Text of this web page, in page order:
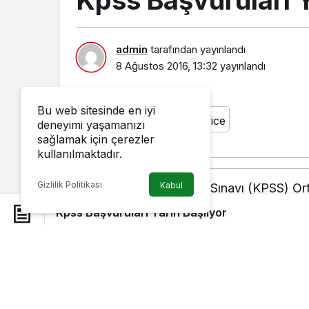
admin tarafından yayınlandı
8 Ağustos 2016, 13:32 yayınlandı
Kamu Personeli Seçme Sınavı (KPSS)
Personeli Seçme Sınavı’nın (KPSS)
Kpss Başvuruları Yarın Başlıyor
Bu web sitesinde en iyi
deneyimi yaşamanızı
sağlamak için çerezler
kullanılmaktadır.
Gizlilik Politikası Kabul